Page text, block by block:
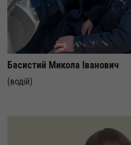
Басистий Микола Іванович
(водій)